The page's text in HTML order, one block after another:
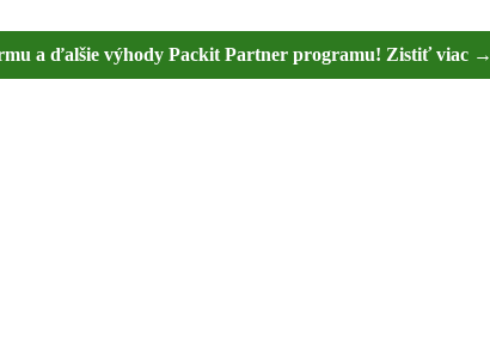
a ďalšie výhody Packit Partner programu! Zistiť viac →